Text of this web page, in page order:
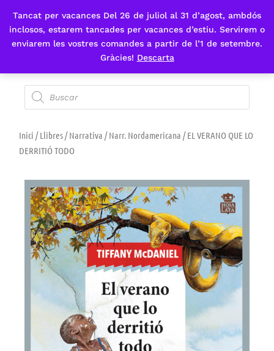
Tancat per vacances Del 26 de juliol al 31 d’agost, ambdós
inclosos, estarem tancades per vacances d’estiu. Servirem o
enviarem les vostres comandes a partir de l’1 de setembre.
Gràcies! Descarta
Fes-te'n sòcia
Inici /Llibres/Narrativa /Narr. Nordamericana / EL VERANO QUE LO
DERRITIÓ TODO